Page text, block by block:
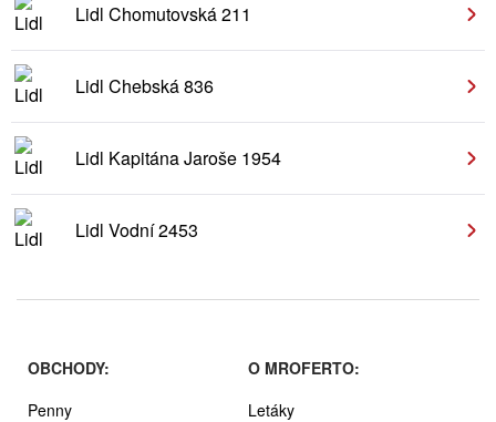
Lidl Chomutovská 211
Lidl Chebská 836
Lidl Kapitána Jaroše 1954
Lidl Vodní 2453
OBCHODY:
Penny
O MROFERTO:
Letáky